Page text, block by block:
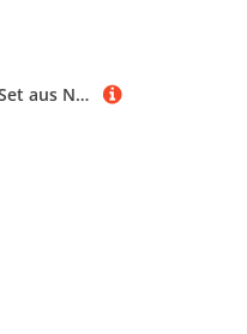
Vopese Garten-Sofa-Set aus Natur Rattan, 6 Personen, beige, für Balkon und Terrasse - Outdoor Komfort Model3362192